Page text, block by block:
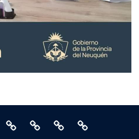
Abruzzo
Cine Migrantes